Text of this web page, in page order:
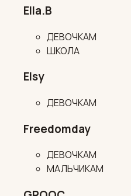
Ella.B
ДЕВОЧКАМ
ШКОЛА
Elsy
ДЕВОЧКАМ
Freedomday
ДЕВОЧКАМ
МАЛЬЧИКАМ